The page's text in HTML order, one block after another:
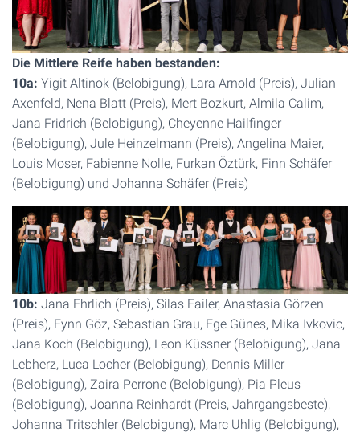
Die Mittlere Reife haben bestanden:
10a: Yigit Altinok (Belobigung), Lara Arnold (Preis), Julian
Axenfeld, Nena Blatt (Preis), Mert Bozkurt, Almila Calim,
Jana Fridrich (Belobigung), Cheyenne Hailfinger
(Belobigung), Jule Heinzelmann (Preis), Angelina Maier,
Louis Moser, Fabienne Nolle, Furkan Öztürk, Finn Schäfer
(Belobigung) und Johanna Schäfer (Preis)
10b: Jana Ehrlich (Preis), Silas Failer, Anastasia Görzen
(Preis), Fynn Göz, Sebastian Grau, Ege Günes, Mika Ivkovic,
Jana Koch (Belobigung), Leon Küssner (Belobigung), Jana
Lebherz, Luca Locher (Belobigung), Dennis Miller
(Belobigung), Zaira Perrone (Belobigung), Pia Pleus
(Belobigung), Joanna Reinhardt (Preis, Jahrgangsbeste),
Johanna Tritschler (Belobigung), Marc Uhlig (Belobigung),